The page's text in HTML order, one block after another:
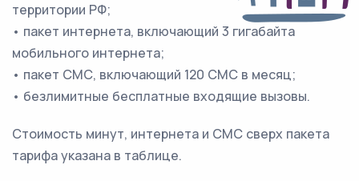
территории РФ;
• пакет интернета, включающий 3 гигабайта
мобильного интернета;
• пакет СМС, включающий 120 СМС в месяц;
• безлимитные бесплатные входящие вызовы.
Стоимость минут, интернета и СМС сверх пакета
тарифа указана в таблице.